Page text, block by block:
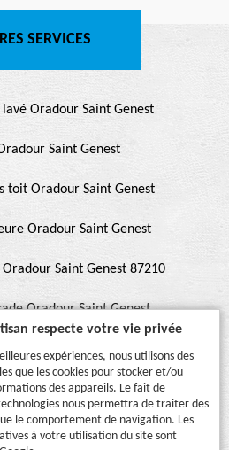
SERVICES
Oradour Saint Genest
Saint Genest
toit Oradour Saint Genest
Oradour Saint Genest
Saint Genest 87210
Oradour Saint Genest
de toiture Oradour Saint Genest
87210
Oradour Saint Genest 87210
respecte votre vie privée
expériences, nous utilisons des
que les cookies pour stocker et/ou
des appareils. Le fait de
nous permettra de traiter des
le comportement de navigation. Les
à votre utilisation du site sont